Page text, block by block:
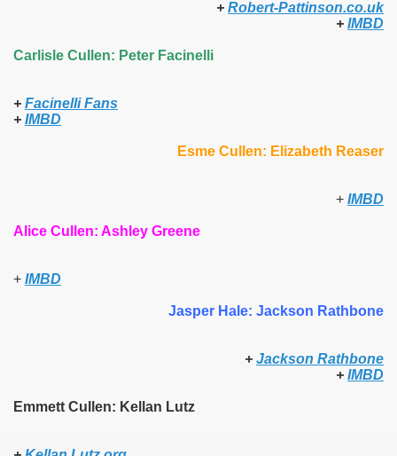
+ Robert-Pattinson.co.uk
+ IMBD
Carlisle Cullen: Peter Facinelli
+ Facinelli Fans
+ IMBD
Esme Cullen: Elizabeth Reaser
+ IMBD
Alice Cullen: Ashley Greene
+ IMBD
Jasper Hale: Jackson Rathbone
+ Jackson Rathbone
+ IMBD
Emmett Cullen: Kellan Lutz